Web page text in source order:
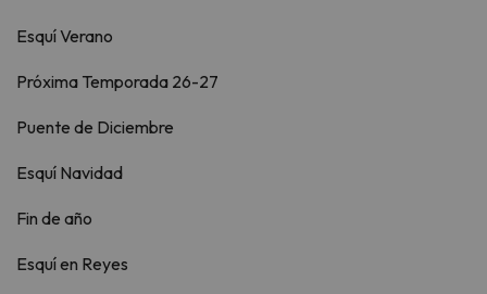
Esquí Verano
Próxima Temporada 26-27
Puente de Diciembre
Esquí Navidad
Fin de año
Esquí en Reyes